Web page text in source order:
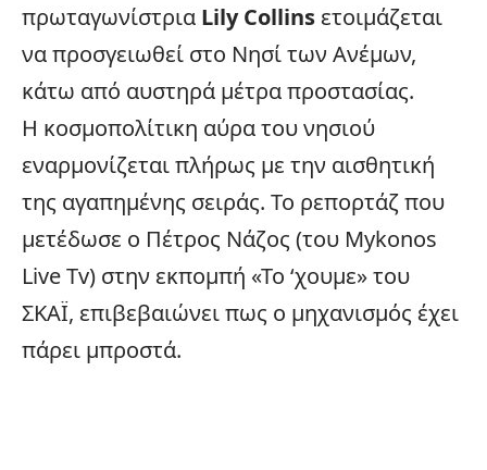
πρωταγωνίστρια Lily Collins ετοιμάζεται
να προσγειωθεί στο Νησί των Ανέμων,
κάτω από αυστηρά μέτρα προστασίας.
Η κοσμοπολίτικη αύρα του νησιού
εναρμονίζεται πλήρως με την αισθητική
της αγαπημένης σειράς. Το ρεπορτάζ που
μετέδωσε ο Πέτρος Νάζος (του Mykonos
Live Tv) στην εκπομπή «Το ‘χουμε» του
ΣΚΑΪ, επιβεβαιώνει πως ο μηχανισμός έχει
πάρει μπροστά.